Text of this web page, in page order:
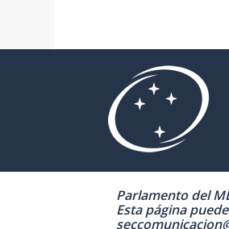
Parlamento del
Esta página